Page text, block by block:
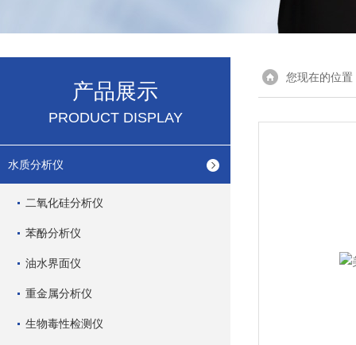
产品展示
PRODUCT DISPLAY
水质分析仪
二氧化硅分析仪
苯酚分析仪
油水界面仪
重金属分析仪
生物毒性检测仪
您现在的位置